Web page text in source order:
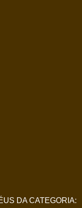
DA CATEGORIA: